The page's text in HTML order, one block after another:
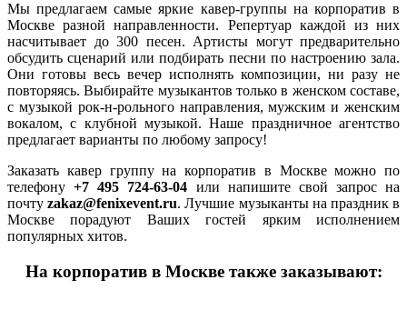
Мы предлагаем самые яркие кавер-группы на корпоратив в
Москве разной направленности. Репертуар каждой из них
насчитывает до 300 песен. Артисты могут предварительно
обсудить сценарий или подбирать песни по настроению зала.
Они готовы весь вечер исполнять композиции, ни разу не
повторяясь. Выбирайте музыкантов только в женском составе,
с музыкой рок-н-рольного направления, мужским и женским
вокалом, с клубной музыкой. Наше праздничное агентство
предлагает варианты по любому запросу!
Заказать кавер группу на корпоратив в Москве можно по
телефону+7 495 724-63-04 или напишите свой запрос на
почтуzakaz@fenixevent.ru. Лучшие музыканты на праздник в
Москве порадуют Ваших гостей ярким исполнением
популярных хитов.
На корпоратив в Москве также заказывают: